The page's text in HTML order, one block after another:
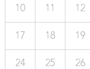
10 11 12
17 18 19
24 25 26